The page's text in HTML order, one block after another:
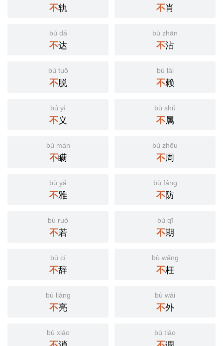
不轨 不肖
bù dá
不达
bù zhān
不沾
bù tuō
不脱
bù lài
不赖
bú yì
不义
bù shǔ
不属
bù mán
不瞒
bù zhōu
不周
bù yǎ
不雅
bù fáng
不防
bù ruò
不若
bù qī
不期
bù cí
不辞
bù wǎng
不枉
bù liàng
不亮
bù wài
不外
bù xiāo bù tiáo